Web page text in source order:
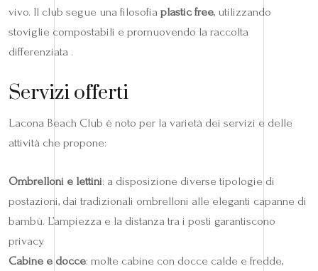
vivo. Il club segue una filosofia plastic free, utilizzando
stoviglie compostabili e promuovendo la raccolta
differenziata .
Servizi offerti
Lacona Beach Club è noto per la varietà dei servizi e delle
attività che propone:
Ombrelloni e lettini: a disposizione diverse tipologie di
postazioni, dai tradizionali ombrelloni alle eleganti capanne di
bambù. L’ampiezza e la distanza tra i posti garantiscono
privacy.
Cabine e docce: molte cabine con docce calde e fredde,